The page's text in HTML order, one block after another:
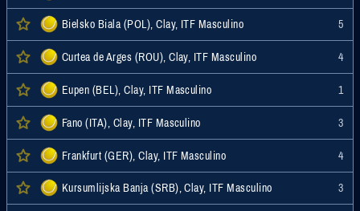
Bielsko Biala (POL), Clay, ITF Masculino 5
Curtea de Arges (ROU), Clay, ITF Masculino 4
Eupen (BEL), Clay, ITF Masculino 1
Fano (ITA), Clay, ITF Masculino 3
Frankfurt (GER), Clay, ITF Masculino 4
Kursumlijska Banja (SRB), Clay, ITF Masculino 3